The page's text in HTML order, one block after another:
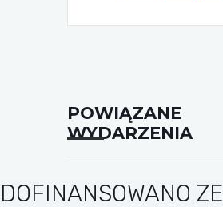
POWIĄZANE
WYDARZENIA
DOFINANSOWANO ZE